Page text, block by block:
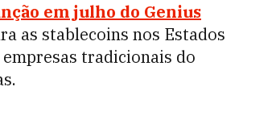
em julho do Genius
as stablecoins nos Estados
tradicionais do